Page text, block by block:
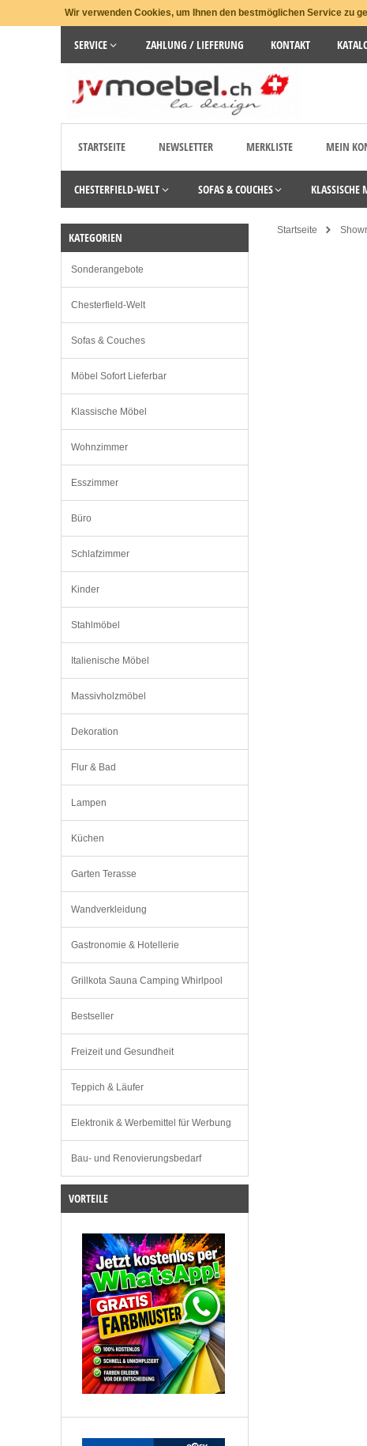
Wir verwenden Cookies, um Ihnen den bestmöglichen Service zu
SERVICE ZAHLUNG / LIEFERUNG KONTAKT
STARTSEITE NEWSLETTER MERKLISTE MEIN
CHESTERFIELD-WELT SOFAS & COUCHES KLASSISCHE
Startseite
KATEGORIEN
Sonderangebote
Chesterfield-Welt
Sofas & Couches
Möbel Sofort Lieferbar
Klassische Möbel
Wohnzimmer
Esszimmer
Büro
Schlafzimmer
Kinder
Stahlmöbel
Italienische Möbel
Massivholzmöbel
Dekoration
Flur & Bad
Lampen
Küchen
Garten Terasse
Wandverkleidung
Gastronomie & Hotellerie
Grillkota Sauna Camping Whirlpool
Bestseller
Freizeit und Gesundheit
Teppich & Läufer
Elektronik & Werbemittel für Werbung
Bau- und Renovierungsbedarf
VORTEILE